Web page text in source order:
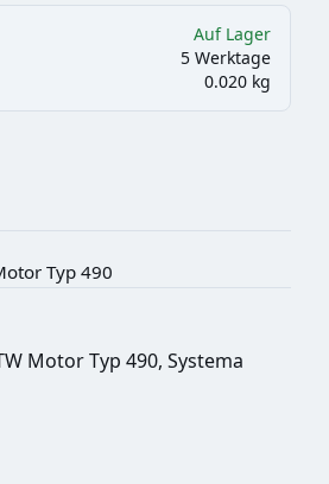
Auf Lager
5 Werktage
0.020 kg
Typ 490
Motor Typ 490, Systema